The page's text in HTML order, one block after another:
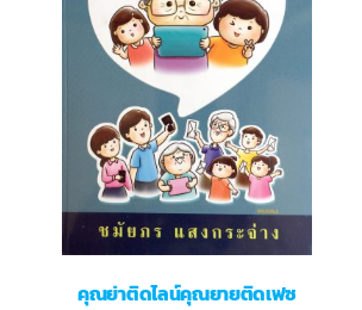
คุณย่าติดไลน์คุณยายติดเฟซ